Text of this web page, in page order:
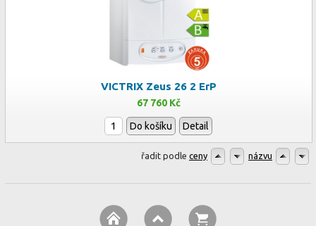
VICTRIX Zeus 26 2 ErP
67 760 Kč
Do košíku Detail
řadit podle ceny názvu